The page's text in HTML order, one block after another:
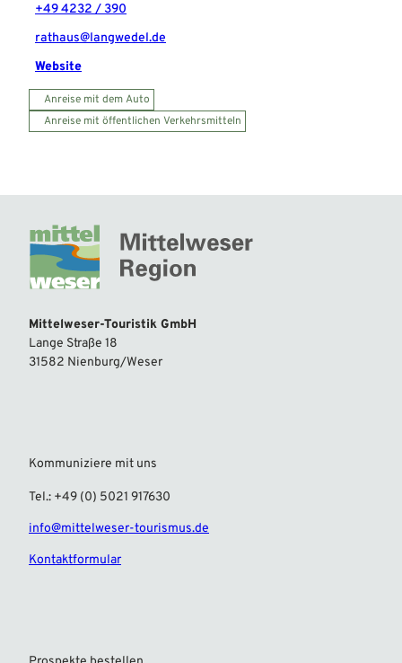
+49 4232 / 390
rathaus@langwedel.de
Website
Anreise mit dem Auto
Anreise mit öffentlichen Verkehrsmitteln
Mittelweser-Touristik GmbH
Lange Straße 18
31582 Nienburg/Weser
Kommuniziere mit uns
Tel.: +49 (0) 5021 917630
info@mittelweser-tourismus.de
Kontaktformular